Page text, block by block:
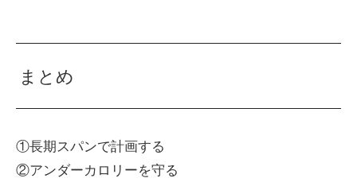
まとめ
①長期スパンで計画する
②アンダーカロリーを守る